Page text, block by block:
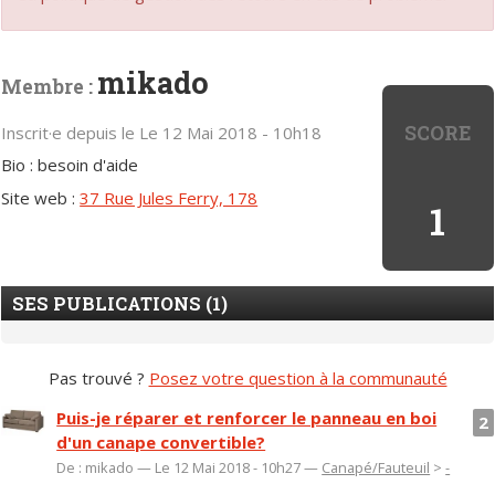
SCORE
1
Membre : mikado
Inscrit·e depuis le Le 12 Mai 2018 - 10h18
Bio : besoin d'aide
Site web :37 Rue Jules Ferry, 178
SES PUBLICATIONS (1)
Pas trouvé ? Posez votre question à la communauté
2
Puis-je réparer et renforcer le panneau en boi
d'un canape convertible?
De : mikado — Le 12 Mai 2018 - 10h27 — Canapé/Fauteuil >-